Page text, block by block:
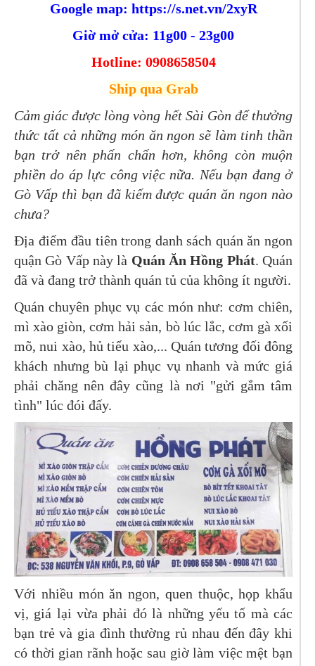
Google map: https://s.net.vn/2xyR
Giờ mở cửa: 11g00 - 23g00
Hotline: 0908658504
Ship qua Grab
Cảm giác được lòng vòng hết Sài Gòn để thưởng
thức tất cả những món ăn ngon sẽ làm tinh thần
bạn trở nên phấn chấn hơn, không còn muộn
phiền do áp lực công việc nữa. Nếu bạn đang ở
Gò Vấp thì bạn đã kiếm được quán ăn ngon nào
chưa?
Địa điểm đầu tiên trong danh sách quán ăn ngon
quận Gò Vấp này là Quán Ăn Hồng Phát. Quán
đã và đang trở thành quán tủ của không ít người.
Quán chuyên phục vụ các món như: cơm chiên,
mì xào giòn, cơm hải sản, bò lúc lắc, cơm gà xối
mõ, nui xào, hủ tiếu xào,... Quán tương đối đông
khách nhưng bù lại phục vụ nhanh và mức giá
phải chăng nên đây cũng là nơi "gửi gắm tâm
tình" lúc đói đấy.
Với nhiều món ăn ngon, quen thuộc, họp khẩu
vị, giá lại vừa phải đó là những yếu tố mà các
bạn trẻ và gia đình thường rủ nhau đến đây khi
có thời gian rãnh hoặc sau giờ làm việc mệt bạn